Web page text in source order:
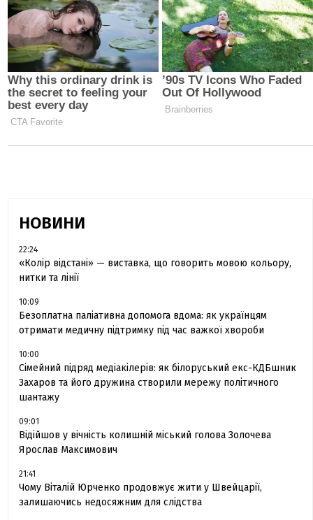
НОВИНИ
22:24
«Колір відстані» — виставка, що говорить мовою кольору,
нитки та лінії
10:09
Безоплатна паліативна допомога вдома: як українцям
отримати медичну підтримку під час важкої хвороби
10:00
Сімейний підряд медіакілерів: як білоруський екс-КДБшник
Захаров та його дружина створили мережу політичного
шантажу
09:01
Відійшов у вічність колишній міський голова Золочева
Ярослав Максимович
21:41
Чому Віталій Юрченко продовжує жити у Швейцарії,
залишаючись недосяжним для слідства